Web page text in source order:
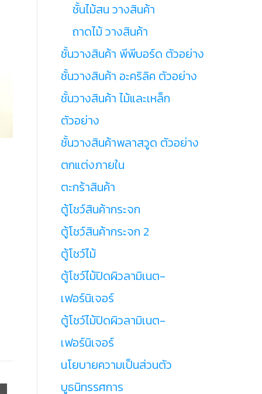
ชั้นไม้สน วางสินค้า
ถาดไม้ วางสินค้า
ชั้นวางสินค้า พีพีบอร์ด ตัวอย่าง
ชั้นวางสินค้า อะคริลิค ตัวอย่าง
ชั้นวางสินค้า ไม้และเหล็ก
ตัวอย่าง
ชั้นวางสินค้าพลาสวูด ตัวอย่าง
ตกแต่งภายใน
ตะกร้าสินค้า
ตู้โชว์สินค้ากระจก
ตู้โชว์สินค้ากระจก 2
ตู้โชว์ไม้
ตู้โชว์ไม้ปิดผิวลามิเนต-
เฟอร์นิเจอร์
ตู้โชว์ไม้ปิดผิวลามิเนต-
เฟอร์นิเจอร์
นโยบายความเป็นส่วนตัว
บูธนิทรรศการ